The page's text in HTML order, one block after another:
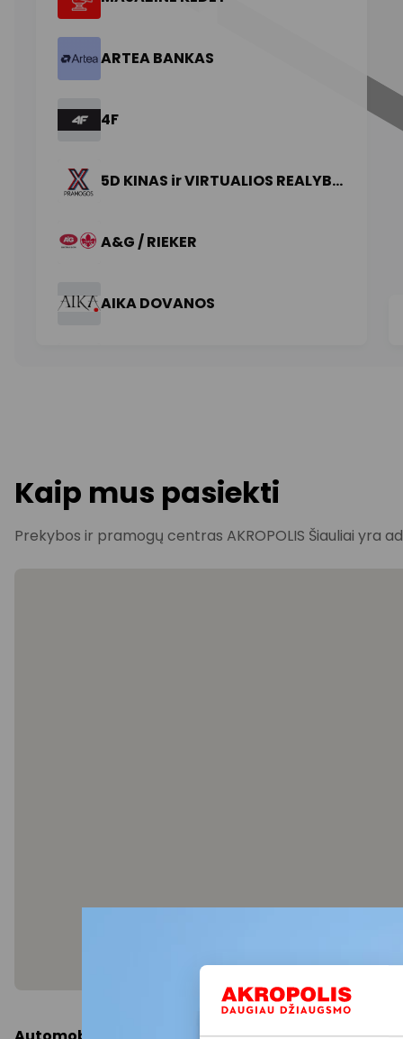
Kaip mus pasiekti
Prekybos ir pramogų centras AKROPOLIS Šiauliai yra